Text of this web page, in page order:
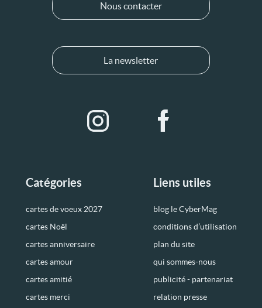
Catégories
cartes de voeux 2027
cartes Noël
cartes anniversaire
cartes amour
cartes amitié
cartes merci
Liens utiles
blog le CyberMag
conditions d’utilisation
plan du site
qui sommes-nous
publicité - partenariat
relation presse
Nous contacter
La newsletter